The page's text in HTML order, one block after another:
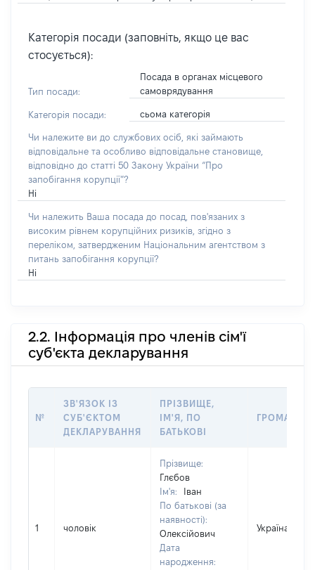
Категорія посади (заповніть, якщо це вас
стосується):
Тип посади:
Посада в органах місцевого
самоврядування
Категорія посади: сьома категорія
Чи належите ви до службових осіб, які займають
відповідальне та особливо відповідальне становище,
відповідно до статті 50 Закону України “Про
запобігання корупції”?
Ні
Чи належить Ваша посада до посад, пов'язаних з
високим рівнем корупційних ризиків, згідно з
переліком, затвердженим Національним агентством з
питань запобігання корупції?
Ні
2.2. Інформація про членів сім'ї
суб'єкта декларування
№
ЗВ'ЯЗОК ІЗ
СУБ'ЄКТОМ
ДЕКЛАРУВАННЯ
ПРІЗВИЩЕ,
ІМ'Я, ПО
БАТЬКОВІ
1 чоловік
Прізвище:
Глєбов
Ім'я:
Іван
По батькові (за
наявності):
Олексійович
Дата
народження:
Україна